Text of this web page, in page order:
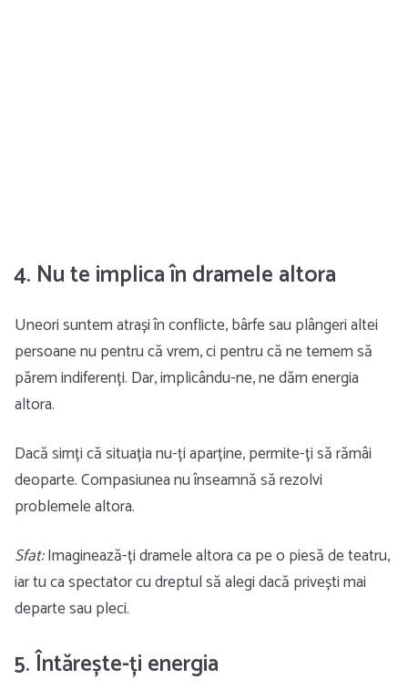
4. Nu te implica în dramele altora
Uneori suntem atrași în conflicte, bârfe sau plângeri altei
persoane nu pentru că vrem, ci pentru că ne temem să
părem indiferenți. Dar, implicându-ne, ne dăm energia
altora.
Dacă simți că situația nu-ți aparține, permite-ți să rămâi
deoparte. Compasiunea nu înseamnă să rezolvi
problemele altora.
Sfat:Imaginează-ți dramele altora ca pe o piesă de teatru,
iar tu ca spectator cu dreptul să alegi dacă privești mai
departe sau pleci.
5. Întărește-ți energia